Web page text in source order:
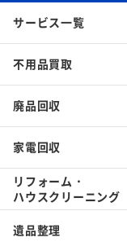
サービス一覧
不用品買取
廃品回収
家電回収
リフォーム・
ハウスクリーニング
遺品整理